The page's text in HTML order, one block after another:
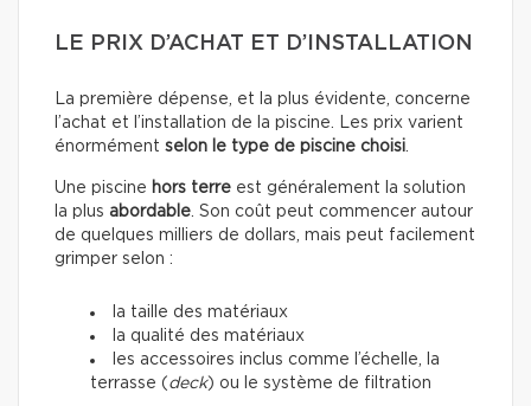
LE PRIX D’ACHAT ET D’INSTALLATION
La première dépense, et la plus évidente, concerne
l’achat et l’installation de la piscine. Les prix varient
énormément selon le type de piscine choisi.
Une piscine hors terre est généralement la solution
la plus abordable. Son coût peut commencer autour
de quelques milliers de dollars, mais peut facilement
grimper selon :
la taille des matériaux
la qualité des matériaux
les accessoires inclus comme l’échelle, la
terrasse ( deck) ou le système de filtration